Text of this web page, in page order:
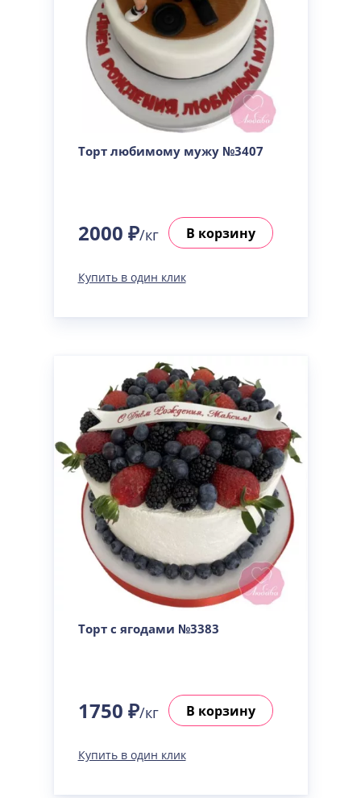
Торт любимому мужу №3407
2000 ₽/кг В корзину
Купить в один клик
Торт с ягодами №3383
1750 ₽/кг В корзину
Купить в один клик